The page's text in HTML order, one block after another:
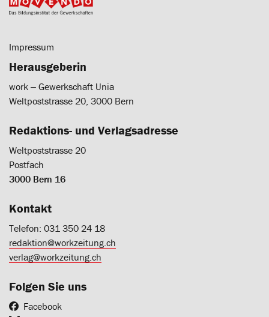
Impressum
Herausgeberin
work ‒ Gewerkschaft Unia
Weltpoststrasse 20, 3000 Bern
Redaktions- und Verlagsadresse
Weltpoststrasse 20
Postfach
3000 Bern 16
Kontakt
Telefon: 031 350 24 18
redaktion@workzeitung.ch
verlag@workzeitung.ch
Folgen Sie uns
Facebook